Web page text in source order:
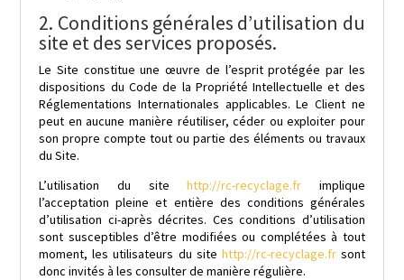
2. Conditions générales d’utilisation du
site et des services proposés.
Le Site constitue une œuvre de l’esprit protégée par les
dispositions du Code de la Propriété Intellectuelle et des
Réglementations Internationales applicables. Le Client ne
peut en aucune manière réutiliser, céder ou exploiter pour
son propre compte tout ou partie des éléments ou travaux
du Site.
L’utilisation du site
http://rc-recyclage.fr
implique
l’acceptation pleine et entière des conditions générales
d’utilisation ci-après décrites. Ces conditions d’utilisation
sont susceptibles d’être modifiées ou complétées à tout
moment, les utilisateurs du site http://rc-recyclage.fr sont
donc invités à les consulter de manière régulière.